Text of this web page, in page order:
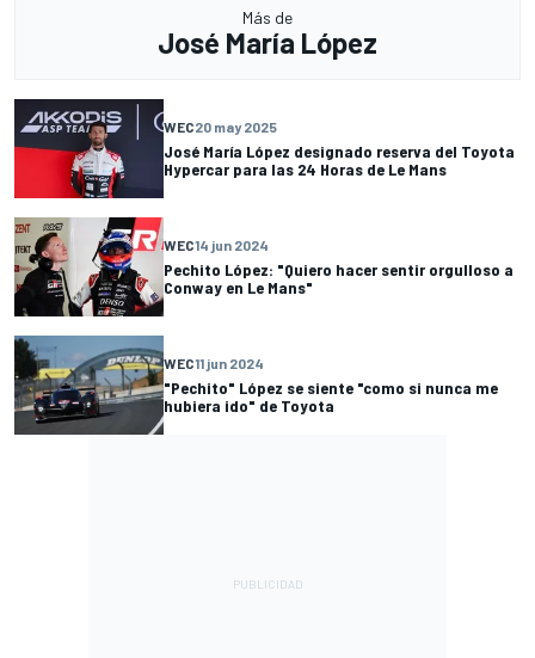
Más de
José María López
WEC20 may 2025
José María López designado reserva del Toyota
Hypercar para las 24 Horas de Le Mans
WEC14 jun 2024
Pechito López: "Quiero hacer sentir orgulloso a
Conway en Le Mans"
WEC11 jun 2024
"Pechito" López se siente "como si nunca me
hubiera ido" de Toyota